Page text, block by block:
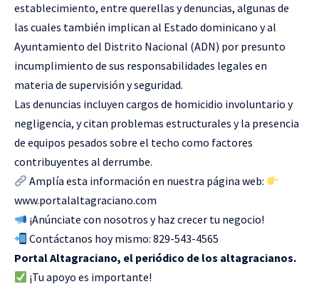
establecimiento, entre querellas y denuncias, algunas de
las cuales también implican al Estado dominicano y al
Ayuntamiento del Distrito Nacional (ADN) por presunto
incumplimiento de sus responsabilidades legales en
materia de supervisión y seguridad.
Las denuncias incluyen cargos de homicidio involuntario y
negligencia, y citan problemas estructurales y la presencia
de equipos pesados sobre el techo como factores
contribuyentes al derrumbe.
Amplía esta información en nuestra página web:
www.portalaltagraciano.com
¡Anúnciate con nosotros y haz crecer tu negocio!
Contáctanos hoy mismo: 829-543-4565
Portal Altagraciano, el periódico de los altagracianos.
¡Tu apoyo es importante!